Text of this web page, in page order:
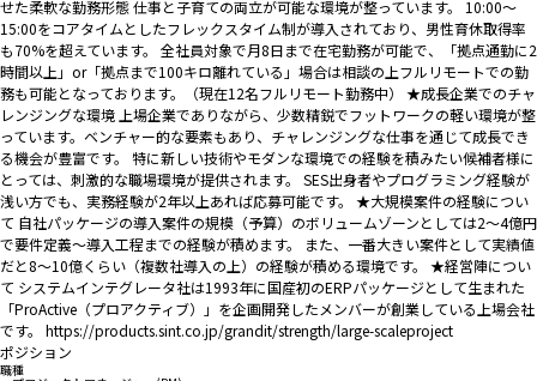
せた柔軟な勤務形態 仕事と子育ての両立が可能な環境が整っています。 10:00～
15:00をコアタイムとしたフレックスタイム制が導入されており、男性育休取得率
も70%を超えています。 全社員対象で月8日まで在宅勤務が可能で、「拠点通勤に2
時間以上」or「拠点まで100キロ離れている」場合は相談の上フルリモートでの勤
務も可能となっております。（現在12名フルリモート勤務中） ★成長企業でのチャ
レンジングな環境 上場企業でありながら、少数精鋭でフットワークの軽い環境が整
っています。ベンチャー的な要素もあり、チャレンジングな仕事を通じて成長でき
る機会が豊富です。 特に新しい技術やモダンな環境での経験を積みたい候補者様に
とっては、刺激的な職場環境が提供されます。 SES出身者やプログラミング経験が
浅い方でも、実務経験が2年以上あれば応募可能です。 ★大規模案件の経験につい
て 自社パッケージの導入案件の規模（予算）のボリュームゾーンとしては2～4億円
で要件定義～導入工程までの経験が積めます。 また、一番大きい案件として実績値
だと8～10億くらい（複数社導入の上）の経験が積める環境です。 ★経営陣につい
て システムインテグレータ社は1993年に国産初のERPパッケージとして生まれた
「ProActive（プロアクティブ）」を企画開発したメンバーが創業している上場会社
です。 https://products.sint.co.jp/grandit/strength/large-scaleproject
ポジション
職種